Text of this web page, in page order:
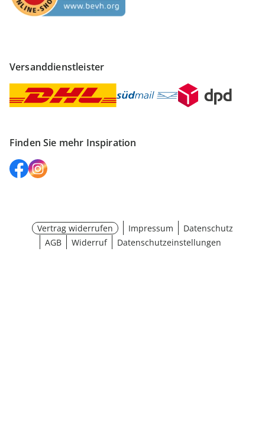
Versanddienstleister
Finden Sie mehr Inspiration
Vertrag widerrufen Impressum
Datenschutz
AGB
Widerruf Datenschutzeinstellungen